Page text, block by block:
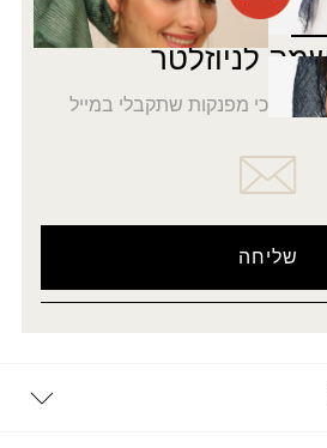
על כל האתר
לניוזלטר
הכי מפנקות שתקבלי במייל